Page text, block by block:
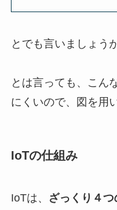
とでも言いましょうか
とは言っても、こん
にくいので、図を用
IoTの仕組み
IoTは、
ざっくり４